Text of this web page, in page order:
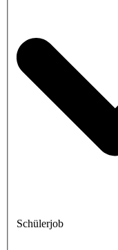
Schülerjob